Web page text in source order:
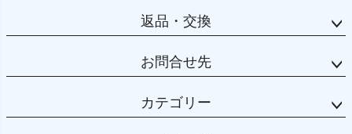
返品・交換
お問合せ先
カテゴリー